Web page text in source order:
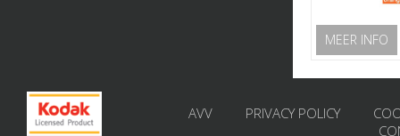
MEER INFO
AVV PRIVACY POLICY